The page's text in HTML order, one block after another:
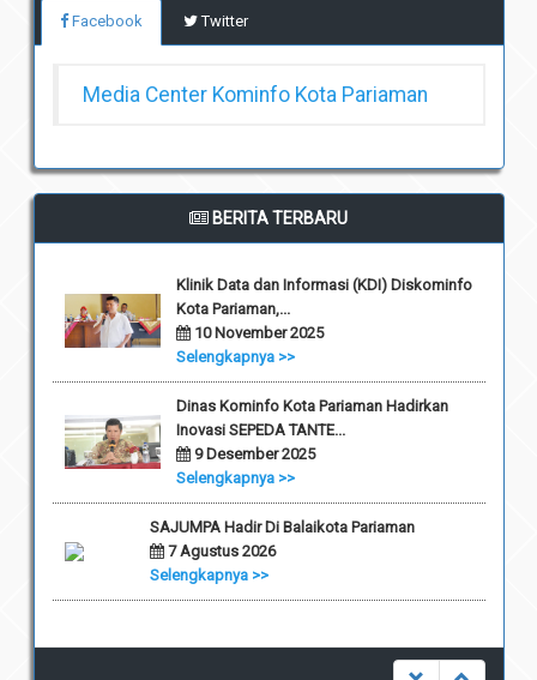
Facebook Twitter
Media Center Kominfo Kota Pariaman
BERITA TERBARU
Klinik Data dan Informasi (KDI) Diskominfo
Kota Pariaman,...
10 November 2025
Selengkapnya >>
Dinas Kominfo Kota Pariaman Hadirkan
Inovasi SEPEDA TANTE...
9 Desember 2025
Selengkapnya >>
SAJUMPA Hadir Di Balaikota Pariaman
7 Agustus 2026
Selengkapnya >>